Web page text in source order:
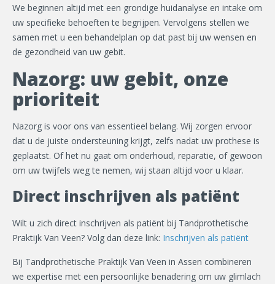
We beginnen altijd met een grondige huidanalyse en intake om
uw specifieke behoeften te begrijpen. Vervolgens stellen we
samen met u een behandelplan op dat past bij uw wensen en
de gezondheid van uw gebit.
Nazorg: uw gebit, onze
prioriteit
Nazorg is voor ons van essentieel belang. Wij zorgen ervoor
dat u de juiste ondersteuning krijgt, zelfs nadat uw prothese is
geplaatst. Of het nu gaat om onderhoud, reparatie, of gewoon
om uw twijfels weg te nemen, wij staan altijd voor u klaar.
Direct inschrijven als patiënt
Wilt u zich direct inschrijven als patiënt bij Tandprothetische
Praktijk Van Veen? Volg dan deze link: Inschrijven als patiënt
Bij Tandprothetische Praktijk Van Veen in Assen combineren
we expertise met een persoonlijke benadering om uw glimlach